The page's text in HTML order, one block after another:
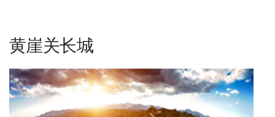
黄崖关长城